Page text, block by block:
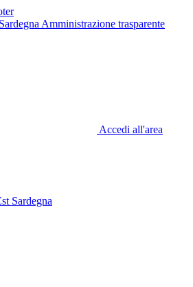
Amministrazione trasparente
Accedi all'area
Sardegna